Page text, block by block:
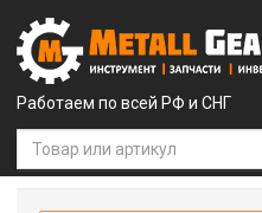
Работаем по всей РФ и СНГ